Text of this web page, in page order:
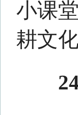
作为团
是动科
生态水